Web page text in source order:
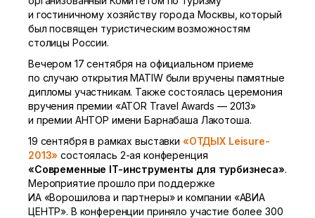
и гостиничному хозяйству города Москвы, который
был посвящен туристическим возможностям
столицы России.
Вечером 17 сентября на официальном приеме
по случаю открытия MATIW были вручены памятные
дипломы участникам. Также состоялась церемония
вручения премии «ATOR Travel Awards — 2013»
и премии АНТОР имени Барнабаша Лакотоша.
19 сентября в рамках выставки «ОТДЫХ Leisure-
2013» состоялась 2-ая конференция
«Современные IT-инструменты для турбизнеса».
Мероприятие прошло при поддержке
ИА «Ворошилова и партнеры» и компании «АВИА
ЦЕНТР». В конференции приняло участие более 300